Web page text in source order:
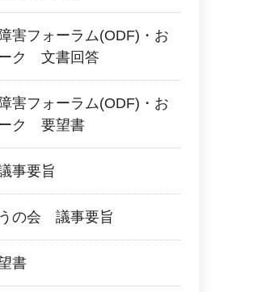
害フォーラム(ODF)・お
ーク 文書回答
害フォーラム(ODF)・お
ーク 要望書
事要旨
の会 議事要旨
書